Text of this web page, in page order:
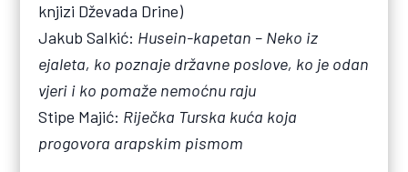
knjizi Dževada Drine)
Jakub Salkić: Husein-kapetan – Neko iz
ejaleta, ko poznaje državne poslove, ko je odan
vjeri i ko pomaže nemoćnu raju
Stipe Majić: Riječka Turska kuća koja
progovora arapskim pismom